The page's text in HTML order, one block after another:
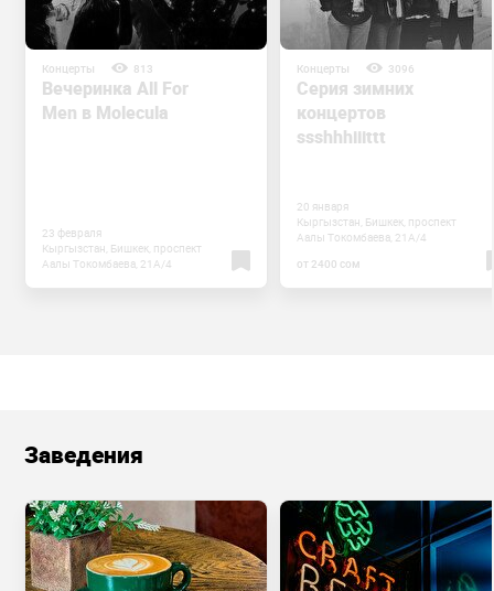
Концерты 813
Вечеринка All For
Men в Molecula
23 февраля
Кыргызстан, Бишкек, проспект
Аалы Токомбаева, 21А/4
Концерты 3096
Cерия зимних
концертов
ssshhhiiittt
20 января
Кыргызстан, Бишкек, проспект
Аалы Токомбаева, 21А/4
от 2400 сом
Заведения